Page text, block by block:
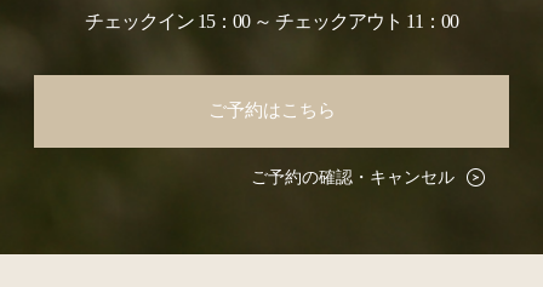
チェックイン 15：00 ～ チェックアウト 11：00
ご予約はこちら
ご予約の確認・キャンセル